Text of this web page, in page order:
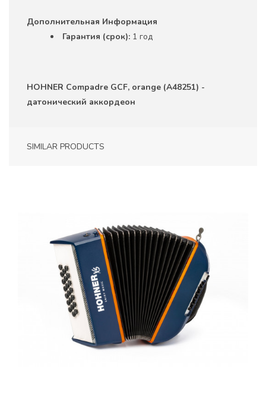
Дополнительная Информация
Гарантия (срок): 1 год
HOHNER Compadre GCF, orange (A48251) -
датонический аккордеон
SIMILAR PRODUCTS